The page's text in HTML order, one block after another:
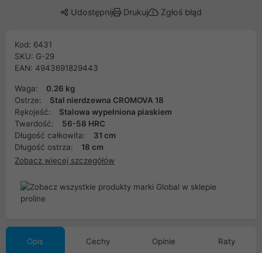
Udostępnij Drukuj Zgłoś błąd
Kod: 6431
SKU: G-29
EAN: 4943691829443
Waga:
0.26 kg
Ostrze:
Stal nierdzewna CROMOVA 18
Rękojeść:
Stalowa wypełniona piaskiem
Twardość:
56-58 HRC
Długość całkowita:
31 cm
Długość ostrza:
18 cm
Zobacz więcej szczegółów
Opis Cechy Opinie Raty